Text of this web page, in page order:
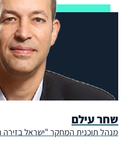
שחר עילם
מנהל תוכנית המחקר "ישראל בזירה